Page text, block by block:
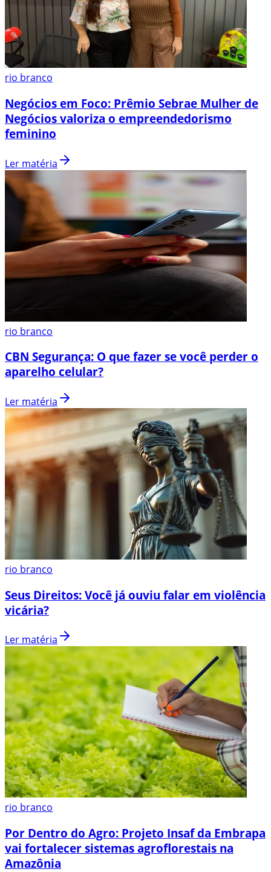
rio branco
Negócios em Foco: Prêmio Sebrae Mulher de
Negócios valoriza o empreendedorismo
feminino
Ler matéria
rio branco
CBN Segurança: O que fazer se você perder o
aparelho celular?
Ler matéria
rio branco
Seus Direitos: Você já ouviu falar em violência
vicária?
Ler matéria
rio branco
Por Dentro do Agro: Projeto Insaf da Embrapa
vai fortalecer sistemas agroflorestais na
Amazônia